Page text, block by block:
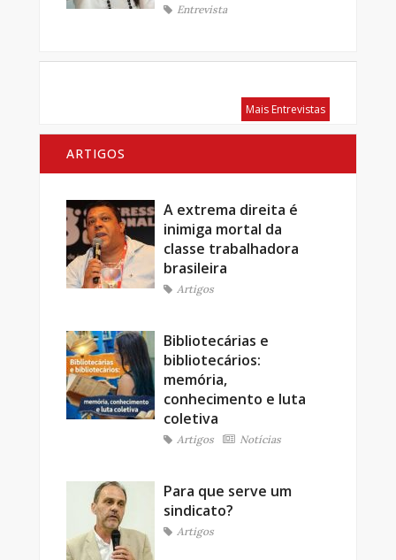
Entrevista
Mais Entrevistas
ARTIGOS
A extrema direita é
inimiga mortal da
classe trabalhadora
brasileira
Artigos
Bibliotecárias e
bibliotecários:
memória,
conhecimento e luta
coletiva
Artigos Notícias
Para que serve um
sindicato?
Artigos